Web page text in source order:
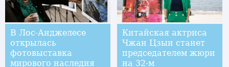
В Лос-Анджелесе
открылась
фотовыставка
мирового наследия
Китайская актриса
Чжан Цзыи станет
председателем жюри
на 32-м